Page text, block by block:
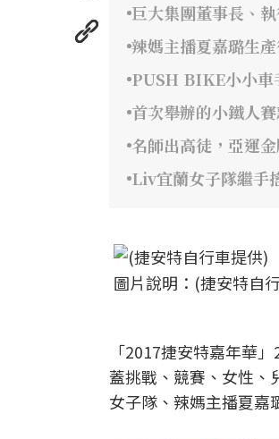
巨大集團董事長、
辣媽主播夏嘉璐生
PUSH BIKE小小車
首次舉辦的小鐵人
名師出高徒，亞運
Liv宜蘭女子隊繼手
圖片說明：(捷安特自
「2017捷安特嘉年華
蓋挑戰、競賽、女性、
女子隊、辣媽主播夏嘉